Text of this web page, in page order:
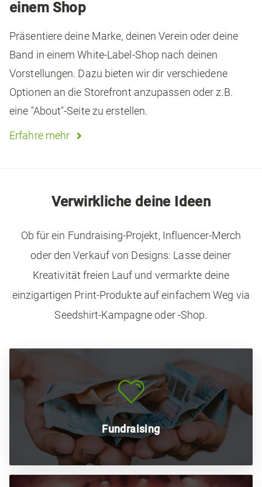
einem Shop
Präsentiere deine Marke, deinen Verein oder deine
Band in einem White-Label-Shop nach deinen
Vorstellungen. Dazu bieten wir dir verschiedene
Optionen an die Storefront anzupassen oder z.B.
eine "About"-Seite zu erstellen.
Erfahre mehr

Verwirkliche deine Ideen
Ob für ein Fundraising-Projekt, Influencer-Merch
oder den Verkauf von Designs: Lasse deiner
Kreativität freien Lauf und vermarkte deine
einzigartigen Print-Produkte auf einfachem Weg via
Seedshirt-Kampagne oder -Shop.
Fundraising
Starte eine Spendenkampagne für ein soziales Projekt
und biete deinen Unterstützern als Dankeschön
exklusive Shirts mit deinen Designs an